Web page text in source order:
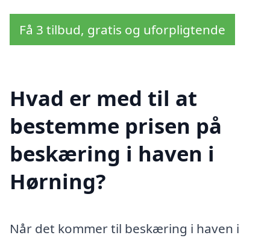
Få 3 tilbud, gratis og uforpligtende
Hvad er med til at
bestemme prisen på
beskæring i haven i
Hørning?
Når det kommer til beskæring i haven i